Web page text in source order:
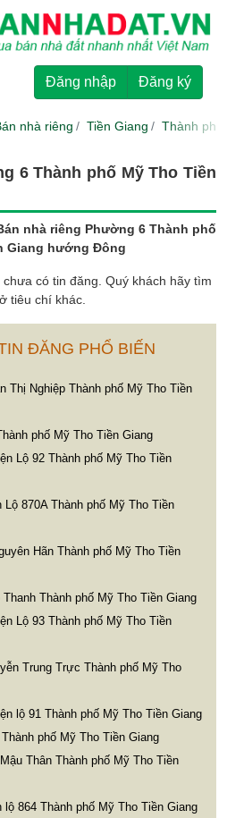
Đăng nhập Đăng ký
nhà riêng Tiền Giang Thành phố
6 Thành phố Mỹ Tho Tiền
nhà riêng Phường 6 Thành phố
Giang hướng Đông
có tin đăng. Quý khách hãy tìm
tiêu chí khác.
ĐĂNG PHỔ BIẾN
Thị Nghiệp Thành phố Mỹ Tho Tiền
phố Mỹ Tho Tiền Giang
Lộ 92 Thành phố Mỹ Tho Tiền
870A Thành phố Mỹ Tho Tiền
Hãn Thành phố Mỹ Tho Tiền
Thành phố Mỹ Tho Tiền Giang
Lộ 93 Thành phố Mỹ Tho Tiền
Trung Trực Thành phố Mỹ Tho
lộ 91 Thành phố Mỹ Tho Tiền Giang
phố Mỹ Tho Tiền Giang
Thân Thành phố Mỹ Tho Tiền
864 Thành phố Mỹ Tho Tiền Giang